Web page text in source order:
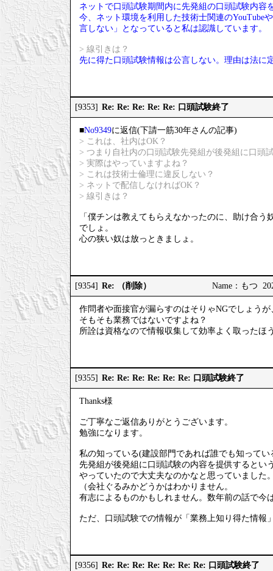
ネットで口頭試験期間内に先発組の口頭試験内
今、ネット環境を利用した技術士関連のYouTube
言しない」となっていると私は認識しています。
> 線引きは？
先に得た口頭試験情報は公言しない。理由は法に
[9353] Re: Re: Re: Re: Re: 口頭試験終了
■No9349に返信(下請一筋30年さんの記事)
> これは、社内はOK？
> つまり自社内の口頭試験先発組が後発組に口頭
> 実際はやっていますよね？
> これは技術士倫理に違反しない？
> ネットで配信しなければOK？
> 線引きは？
「僕チンは教えてもらえなかったのに、助け合う
でしょ。
心の狭い奴は放っときましょ。
[9354] Re: （削除） Name：もつ
作問者や面接官が漏らすのはそりゃNGでしょう
そもそも業務ではないですよね？
所詮は資格なので情報収集して効率よく取った
[9355] Re: Re: Re: Re: Re: Re: 口頭試験終了
Thanks様
ご丁寧なご返信ありがとうございます。
勉強になります。
私の知っている(建設部門であれば誰でも知って
先発組が後発組に口頭試験の内容を提供するとい
やっていたので大丈夫なのかなと思っていました
（会社ぐるみかどうかはわかりません。
有志によるものかもしれません。数年前の話で今
ただ、口頭試験での情報が「業務上知り得た情報
[9356] Re: Re: Re: Re: Re: Re: Re: 口頭試験終了